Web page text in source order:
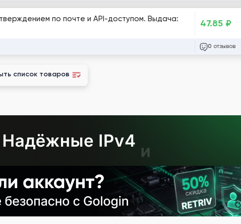
по почте и API-доступом. Выдача:
47.85 ₽
0 отзывов
список товаров